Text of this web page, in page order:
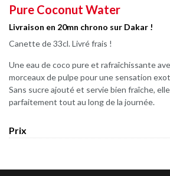
Pure Coconut Water
Livraison en 20mn chrono sur Dakar !
Canette de 33cl. Livré frais !
Une eau de coco pure et rafraîchissante
morceaux de pulpe pour une sensation
Sans sucre ajouté et servie bien fraîche,
parfaitement tout au long de la journée.
Prix